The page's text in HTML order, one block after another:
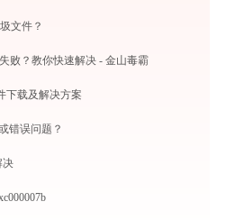
文件？
败？教你快速解决 - 金山毒霸
下载及解决方案
错误问题？
决